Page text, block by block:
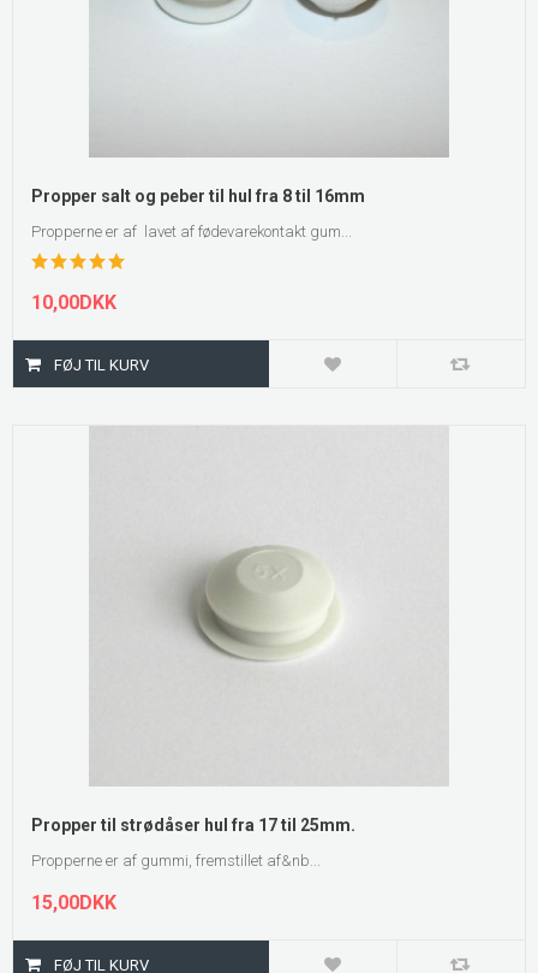
Propper salt og peber til hul fra 8 til 16mm
Propperne er af lavet af fødevarekontakt gum...
10,00DKK
Propper til strødåser hul fra 17 til 25mm.
Propperne er af gummi, fremstillet af&nb...
15,00DKK